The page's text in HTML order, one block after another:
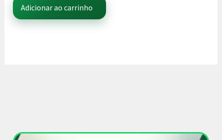
Adicionar ao carrinho